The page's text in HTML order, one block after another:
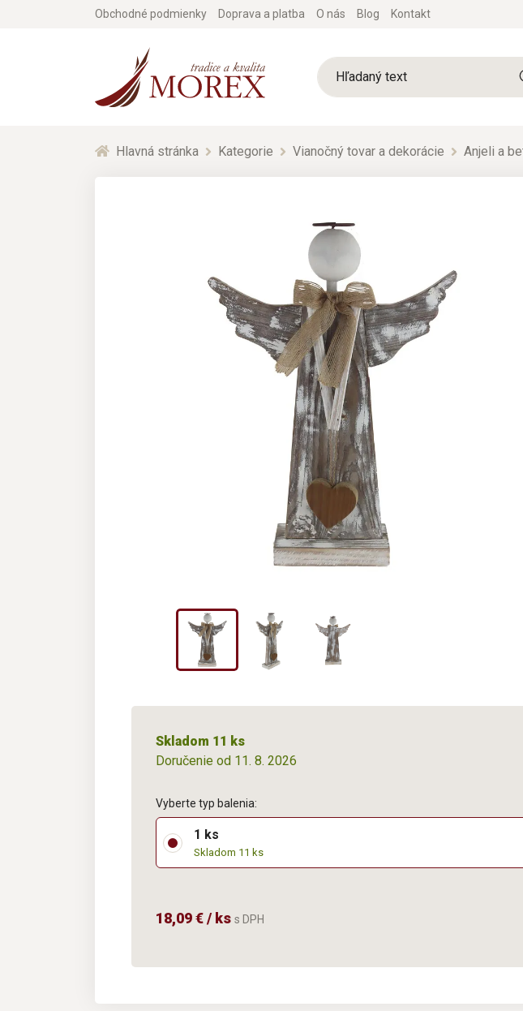
Obchodné podmienky Doprava a platba O nás Blog Kontakt
Hlavná stránka Kategorie Vianočný tovar a dekorácie Anjeli a
Skladom 11 ks
Doručenie od 11. 8. 2026
Vyberte typ balenia:
1 ks
Skladom 11 ks
18,09 € / ks s DPH